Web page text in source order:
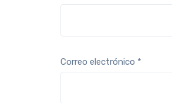
Correo electrónico *